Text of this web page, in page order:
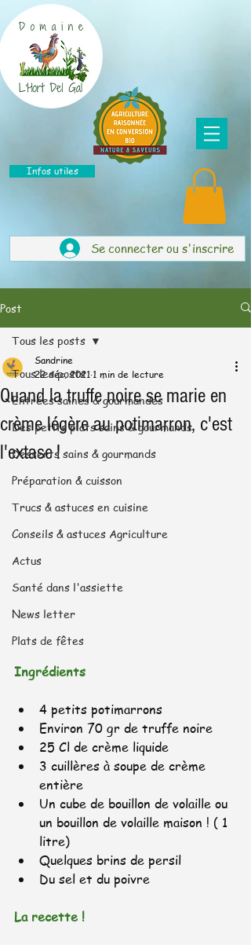
Infos utiles
Se connecter ou s'inscrire
Post
Tous les posts
Entrées saines & gourmandes
Des petits plats sains & gourmands
Desserts sains & gourmands
Préparation & cuisson
Trucs & astuces en cuisine
Conseils & astuces Agriculture
Actus
Santé dans l'assiette
News letter
Plats de fêtes
Tous les posts
Quand la truffe noire se marie en
crème légère au potimarron, c'est
l'extase !
Sandrine
22 déc. 2021 1 min de lecture
Ingrédients
4 petits potimarrons
Environ 70 gr de truffe noire
25 Cl de crème liquide
3 cuillères à soupe de crème
entière
Un cube de bouillon de volaille ou
un bouillon de volaille maison ! ( 1
litre)
Quelques brins de persil
Du sel et du poivre
La recette !